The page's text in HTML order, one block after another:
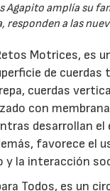
Agapito amplía su
responden a las
Motrices, es
de
cuerdas
con
desarrollan
favorece
y la interacción
Todos, es un